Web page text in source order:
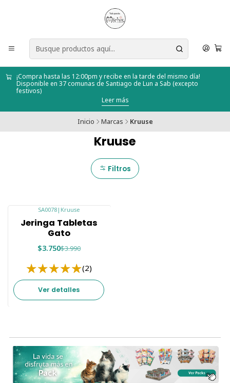
¡Compra hasta las 12:00pm y recibe en la tarde del mismo día!
Disponible en 37 comunas de Santiago de Lun a Sab (excepto
festivos)
Leer más
Inicio Marcas Kruuse
Kruuse
Filtros
Agotado
SA0078 | Kruuse
Jeringa Tabletas
Gato
$3.750$3.990
(2)
Ver detalles